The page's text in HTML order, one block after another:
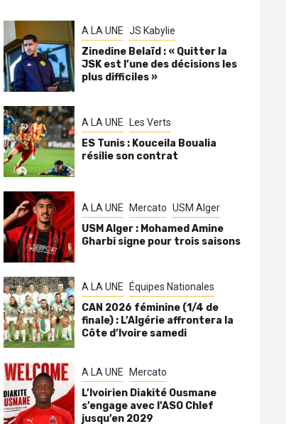
A LA UNE JS Kabylie
Zinedine Belaïd : « Quitter la
JSK est l’une des décisions les
plus difficiles »
A LA UNE Les Verts
ES Tunis : Kouceila Boualia
résilie son contrat
A LA UNE Mercato USM Alger
USM Alger : Mohamed Amine
Gharbi signe pour trois saisons
A LA UNE Équipes Nationales
CAN 2026 féminine (1/4 de
finale) : L’Algérie affrontera la
Côte d’Ivoire samedi
A LA UNE Mercato
L’Ivoirien Diakité Ousmane
s’engage avec l’ASO Chlef
jusqu’en 2029